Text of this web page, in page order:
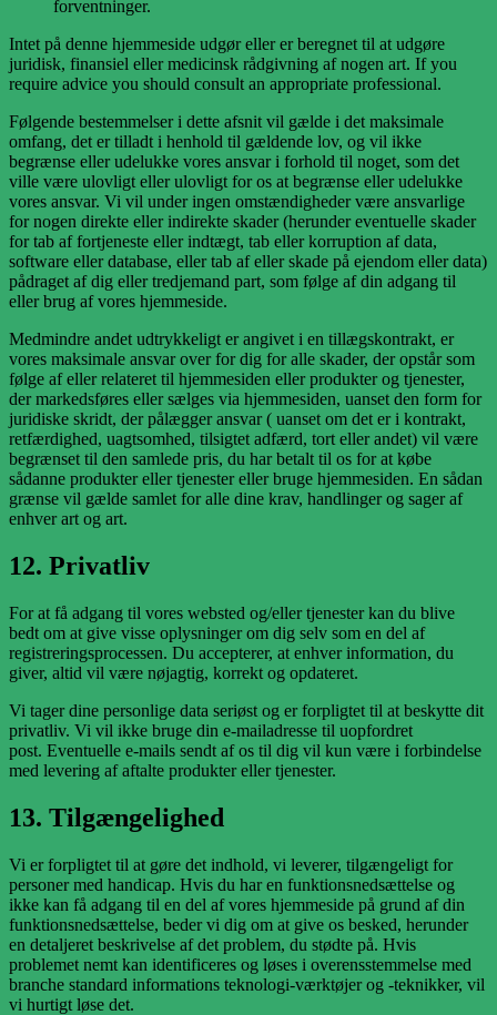
forventninger.
Intet på denne hjemmeside udgør eller er beregnet til at udgøre
juridisk, finansiel eller medicinsk rådgivning af nogen art. If you
require advice you should consult an appropriate professional.
Følgende bestemmelser i dette afsnit vil gælde i det maksimale
omfang, det er tilladt i henhold til gældende lov, og vil ikke
begrænse eller udelukke vores ansvar i forhold til noget, som det
ville være ulovligt eller ulovligt for os at begrænse eller udelukke
vores ansvar. Vi vil under ingen omstændigheder være ansvarlige
for nogen direkte eller indirekte skader (herunder eventuelle skader
for tab af fortjeneste eller indtægt, tab eller korruption af data,
software eller database, eller tab af eller skade på ejendom eller data)
pådraget af dig eller tredjemand part, som følge af din adgang til
eller brug af vores hjemmeside.
Medmindre andet udtrykkeligt er angivet i en tillægskontrakt, er
vores maksimale ansvar over for dig for alle skader, der opstår som
følge af eller relateret til hjemmesiden eller produkter og tjenester,
der markedsføres eller sælges via hjemmesiden, uanset den form for
juridiske skridt, der pålægger ansvar ( uanset om det er i kontrakt,
retfærdighed, uagtsomhed, tilsigtet adfærd, tort eller andet) vil være
begrænset til den samlede pris, du har betalt til os for at købe
sådanne produkter eller tjenester eller bruge hjemmesiden. En sådan
grænse vil gælde samlet for alle dine krav, handlinger og sager af
enhver art og art.
12. Privatliv
For at få adgang til vores websted og/eller tjenester kan du blive
bedt om at give visse oplysninger om dig selv som en del af
registreringsprocessen. Du accepterer, at enhver information, du
giver, altid vil være nøjagtig, korrekt og opdateret.
Vi tager dine personlige data seriøst og er forpligtet til at beskytte dit
privatliv. Vi vil ikke bruge din e-mailadresse til uopfordret
post. Eventuelle e-mails sendt af os til dig vil kun være i forbindelse
med levering af aftalte produkter eller tjenester.
13. Tilgængelighed
Vi er forpligtet til at gøre det indhold, vi leverer, tilgængeligt for
personer med handicap. Hvis du har en funktionsnedsættelse og
ikke kan få adgang til en del af vores hjemmeside på grund af din
funktionsnedsættelse, beder vi dig om at give os besked, herunder
en detaljeret beskrivelse af det problem, du stødte på. Hvis
problemet nemt kan identificeres og løses i overensstemmelse med
branche standard informations teknologi-værktøjer og -teknikker, vil
vi hurtigt løse det.